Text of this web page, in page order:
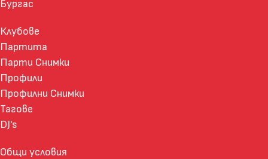
Бургас
Клубове
Партита
Парти Снимки
Профили
Профилни Снимки
Тагове
DJ's
Общи условия